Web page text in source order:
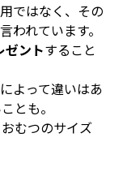
ではなく、その
われています。
ゼントすること
よって違いはあ
とも。
むつのサイズ